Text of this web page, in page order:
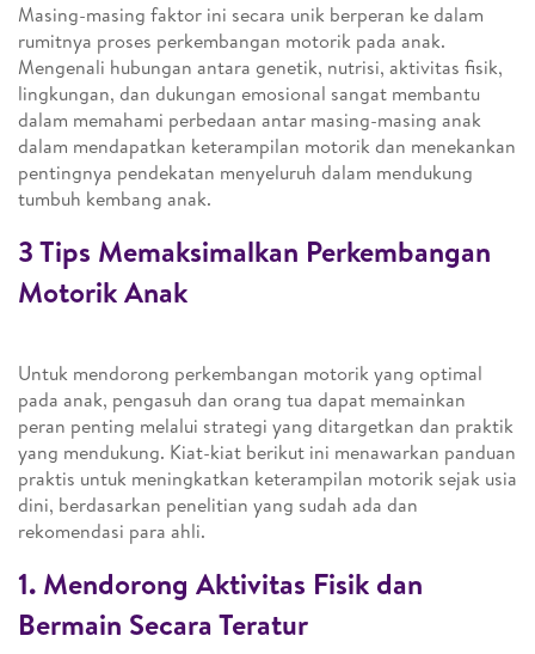
Masing-masing faktor ini secara unik berperan ke dalam
rumitnya proses perkembangan motorik pada anak.
Mengenali hubungan antara genetik, nutrisi, aktivitas fisik,
lingkungan, dan dukungan emosional sangat membantu
dalam memahami perbedaan antar masing-masing anak
dalam mendapatkan keterampilan motorik dan menekankan
pentingnya pendekatan menyeluruh dalam mendukung
tumbuh kembang anak.
3 Tips Memaksimalkan Perkembangan
Motorik Anak
Untuk mendorong perkembangan motorik yang optimal
pada anak, pengasuh dan orang tua dapat memainkan
peran penting melalui strategi yang ditargetkan dan praktik
yang mendukung. Kiat-kiat berikut ini menawarkan panduan
praktis untuk meningkatkan keterampilan motorik sejak usia
dini, berdasarkan penelitian yang sudah ada dan
rekomendasi para ahli.
1. Mendorong Aktivitas Fisik dan
Bermain Secara Teratur